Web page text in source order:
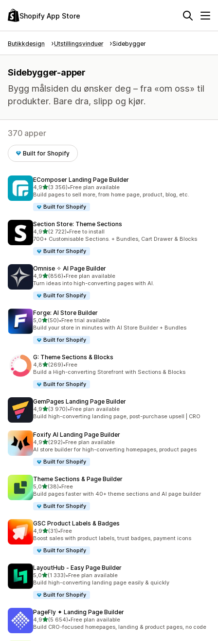
Shopify App Store
Butikkdesign Utstillingsvinduer Sidebygger
Sidebygger-apper
Bygg målsiden du ønsker deg – fra «om oss» til
produkter. Bare dra, slipp og kjør.
370 apper
Built for Shopify
EComposer Landing Page Builder
4,9av 5 stjerner
(3 356)
Totalt 3356 omtaler
•Free plan available
Build pages to sell more, from home page, product, blog, etc.
Built for Shopify
Section Store: Theme Sections
4,9av 5 stjerner
(2 722)
Totalt 2722 omtaler
•Free to install
700+ Customisable Sections. + Bundles, Cart Drawer & Blocks
Built for Shopify
Omnise ✧ AI Page Builder
4,9av 5 stjerner
(856)
Totalt 856 omtaler
•Free plan available
Turn ideas into high-converting pages with AI.
Built for Shopify
Forge: AI Store Builder
5,0av 5 stjerner
(50)
Totalt 50 omtaler
•Free trial available
Build your store in minutes with AI Store Builder + Bundles
Built for Shopify
G: Theme Sections & Blocks
4,8av 5 stjerner
(269)
Totalt 269 omtaler
•Free
Build a High-converting Storefront with Sections & Blocks
Built for Shopify
GemPages Landing Page Builder
4,9av 5 stjerner
(3 970)
Totalt 3970 omtaler
•Free plan available
Build high-converting landing page, post-purchase upsell | CRO
Foxify AI Landing Page Builder
4,9av 5 stjerner
(292)
Totalt 292 omtaler
•Free plan available
AI store builder for high-converting homepages, product pages
Built for Shopify
Theme Sections & Page Builder
5,0av 5 stjerner
(38)
Totalt 38 omtaler
•Free
Build pages faster with 40+ theme sections and AI page builder
Built for Shopify
GSC Product Labels & Badges
4,9av 5 stjerner
(31)
Totalt 31 omtaler
•Free
Boost sales with product labels, trust badges, payment icons
Built for Shopify
LayoutHub ‑ Easy Page Builder
5,0av 5 stjerner
(1 333)
Totalt 1333 omtaler
•Free plan available
Build high-converting landing page easily & quickly
Built for Shopify
PageFly ✦ Landing Page Builder
4,9av 5 stjerner
(5 654)
Totalt 5654 omtaler
•Free plan available
Build CRO-focused homepages, landing & product pages, no code